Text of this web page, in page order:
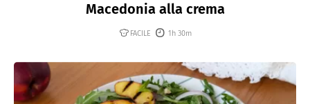
Macedonia alla crema
FACILE 1h 30m